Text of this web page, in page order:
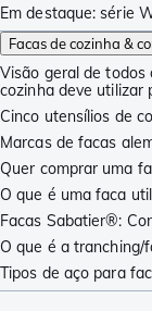
Em destaque: série
Facas de cozinha &
Visão geral de todos
cozinha deve utilizar
Cinco utensílios de
Marcas de facas
Quer comprar uma
O que é uma faca
Facas Sabatier®:
O que é a tranching/
Tipos de aço para